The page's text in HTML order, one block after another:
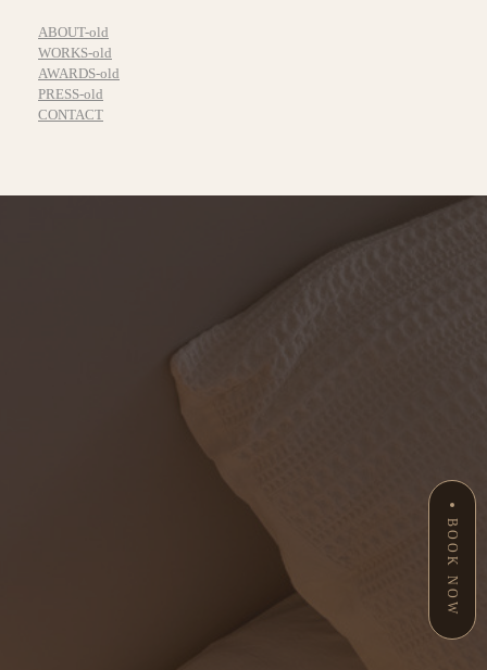
ABOUT-old
WORKS-old
AWARDS-old
PRESS-old
CONTACT
BOOK NOW